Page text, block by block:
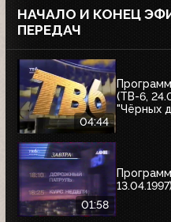
НАЧАЛО И КОНЕЦ
ПЕРЕДАЧ
04:44
(ТВ-6,
"Чёрных
01:58